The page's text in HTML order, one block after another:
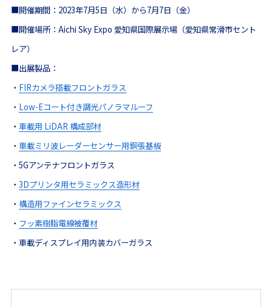
■開催期間：2023年7月5日 （水） から7月7日 （金）
■開催場所：Aichi Sky Expo 愛知県国際展示場（愛知県常滑市セント
レア）
■出展製品：
・ FIRカメラ搭載フロントガラス
・ Low-Eコート付き調光パノラマルーフ
・ 車載用 LiDAR 構成部材
・ 車載ミリ波レーダーセンサー用銅張基板
・5Gアンテナフロントガラス
・ 3Dプリンタ用セラミックス造形材
・ 構造用ファインセラミックス
・ フッ素樹脂電線被覆材
・車載ディスプレイ用内装カバーガラス